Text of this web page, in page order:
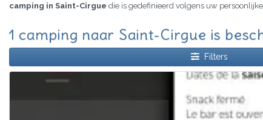
camping in Saint-Cirgue die is gedefinieerd volgens uw
1 camping naar Saint-Cirgue is
Filters